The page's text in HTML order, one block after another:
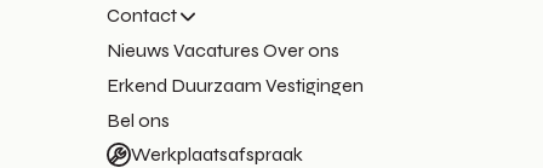
Contact
Nieuws Vacatures Over ons
Erkend Duurzaam Vestigingen
Bel ons
Werkplaatsafspraak